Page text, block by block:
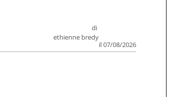
di
ethienne bredy
il 07/08/2026